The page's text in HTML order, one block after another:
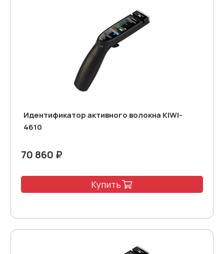
Идентификатор активного волокна KIWI-
4610
70 860 ₽
Купить